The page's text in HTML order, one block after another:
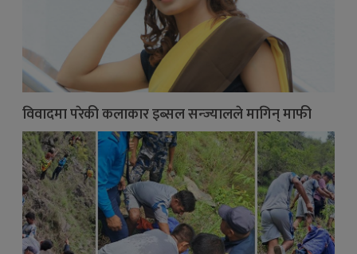
विवादमा परेकी कलाकार इब्सल सन्ज्यालले मागिन् माफी